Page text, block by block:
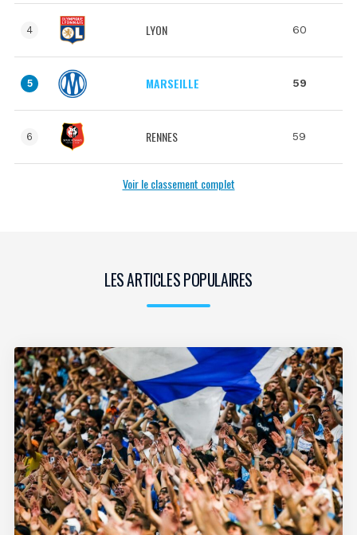
4 LYON 60
5 MARSEILLE 59
6 RENNES 59
Voir le classement complet
LES ARTICLES POPULAIRES